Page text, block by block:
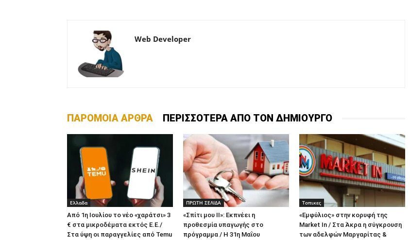
Web Developer
ΠΑΡΟΜΟΙΑ ΑΡΘΡΑ ΠΕΡΙΣΣΟΤΕΡΑ ΑΠΟ ΤΟΝ ΔΗΜΙΟΥΡΓΟ
Ελλαδα
Από 1η Ιουλίου το νέο «χαράτσι» 3
€ στα μικροδέματα εκτός Ε.Ε./
Στα ύψη οι παραγγελίες από Temu
ΠΡΩΤΗ ΣΕΛΙΔΑ
«Σπίτι μου ΙΙ»: Εκπνέει η
προθεσμία υπαγωγής στο
πρόγραμμα / Η 31η Μαΐου
Τοπικες
«Εμφύλιος» στην κορυφή της
Market In / Στα Άκρα η σύγκρουση
των αδελφών Μαργαρίτας &